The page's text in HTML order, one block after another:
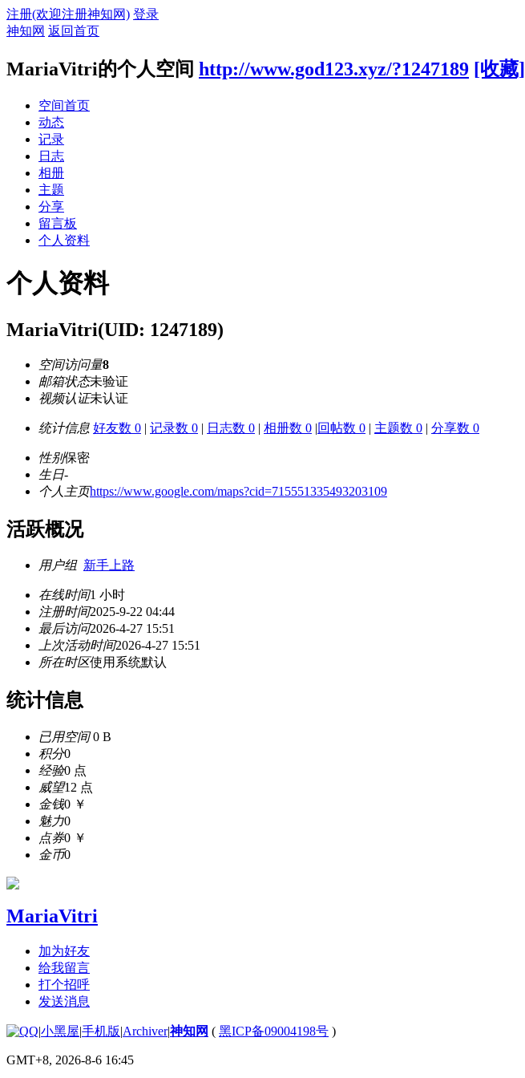
注册(欢迎注册神知网) 登录
神知网 返回首页
MariaVitri的个人空间 http://www.god123.xyz/?1247189 [收藏]
空间首页
动态
记录
日志
相册
主题
分享
留言板
个人资料
个人资料
MariaVitri(UID: 1247189)
空间访问量8
邮箱状态未验证
视频认证未认证
统计信息 好友数 0 | 记录数 0 | 日志数 0 | 相册数 0 |回帖数 0 | 主题数 0 | 分享数 0
性别保密
生日-
个人主页https://www.google.com/maps?cid=715551335493203109
活跃概况
用户组 新手上路
在线时间1 小时
注册时间2025-9-22 04:44
最后访问2026-4-27 15:51
上次活动时间2026-4-27 15:51
所在时区使用系统默认
统计信息
已用空间0 B
积分0
经验0 点
威望12 点
金钱0 ￥
魅力0
点券0 ￥
金币0
MariaVitri
加为好友
给我留言
打个招呼
发送消息
|小黑屋|手机版|Archiver|神知网 ( 黑ICP备09004198号 )
GMT+8, 2026-8-6 16:45